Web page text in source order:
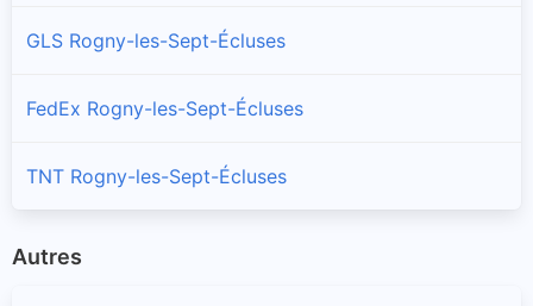
GLS Rogny-les-Sept-Écluses
FedEx Rogny-les-Sept-Écluses
TNT Rogny-les-Sept-Écluses
Autres